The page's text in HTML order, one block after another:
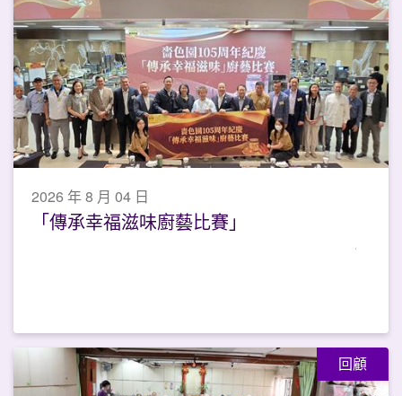
2026 年 8 月 04 日
「傳承幸福滋味廚藝比賽」
回顧